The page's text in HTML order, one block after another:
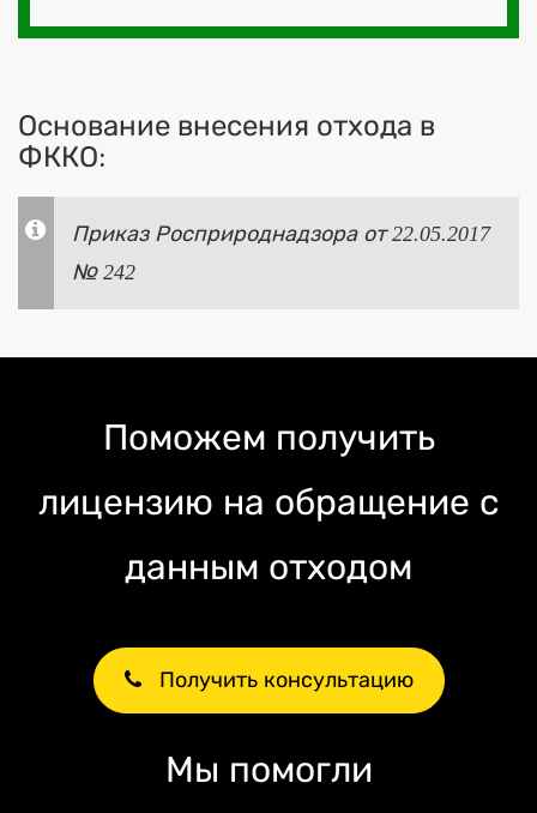
Основание внесения отхода в
ФККО:
Приказ Росприроднадзора от 22.05.2017
№ 242
Поможем получить
лицензию на обращение с
данным отходом
Получить консультацию
Мы помогли